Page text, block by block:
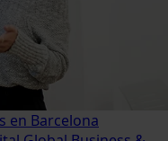
en Barcelona